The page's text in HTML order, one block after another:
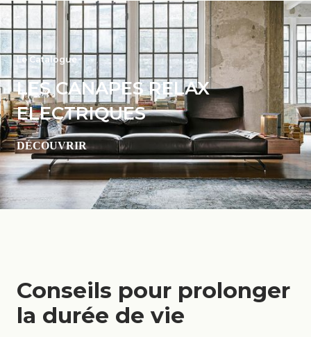
Le Catalogue
LES CANAPES RELAX
ELECTRIQUES
DÉCOUVRIR
Conseils pour prolonger
la durée de vie